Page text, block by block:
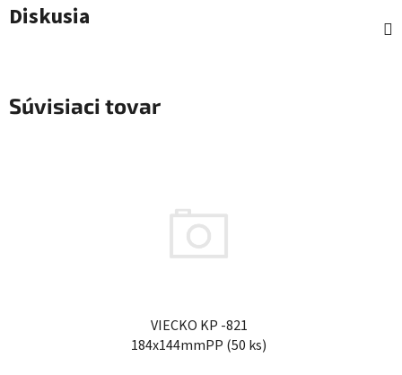
Diskusia
Súvisiaci tovar
VIECKO KP -821
184x144mmPP (50 ks)